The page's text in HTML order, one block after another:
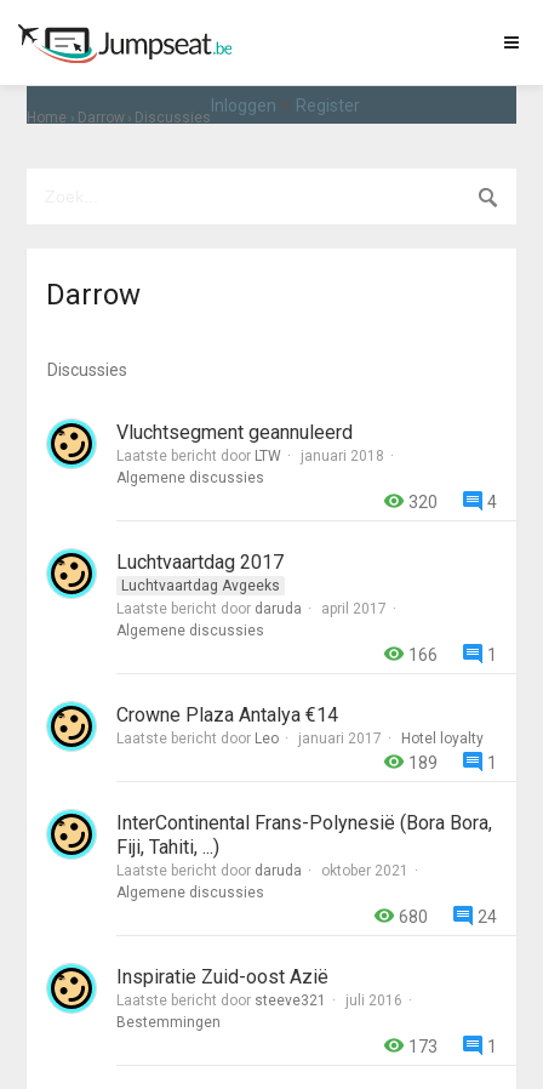
Home › Darrow › Discussies
Inloggen Register
Darrow
Discussies
Vluchtsegment geannuleerd
Laatste bericht door LTW
januari 2018
Algemene discussies
4
320
Luchtvaartdag 2017
Luchtvaartdag Avgeeks
Laatste bericht door daruda
april 2017
Algemene discussies
1
166
Crowne Plaza Antalya €14
Laatste bericht door Leo januari 2017 Hotel loyalty
1
189
InterContinental Frans-Polynesië (Bora Bora,
Fiji, Tahiti, ...)
Laatste bericht door daruda
oktober 2021
Algemene discussies
24
680
Inspiratie Zuid-oost Azië
Laatste bericht door steeve321
juli 2016
Bestemmingen
1
173